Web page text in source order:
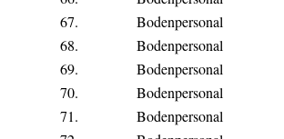
67.
Bodenpersonal
68.
Bodenpersonal
69.
Bodenpersonal
70.
Bodenpersonal
71.
Bodenpersonal